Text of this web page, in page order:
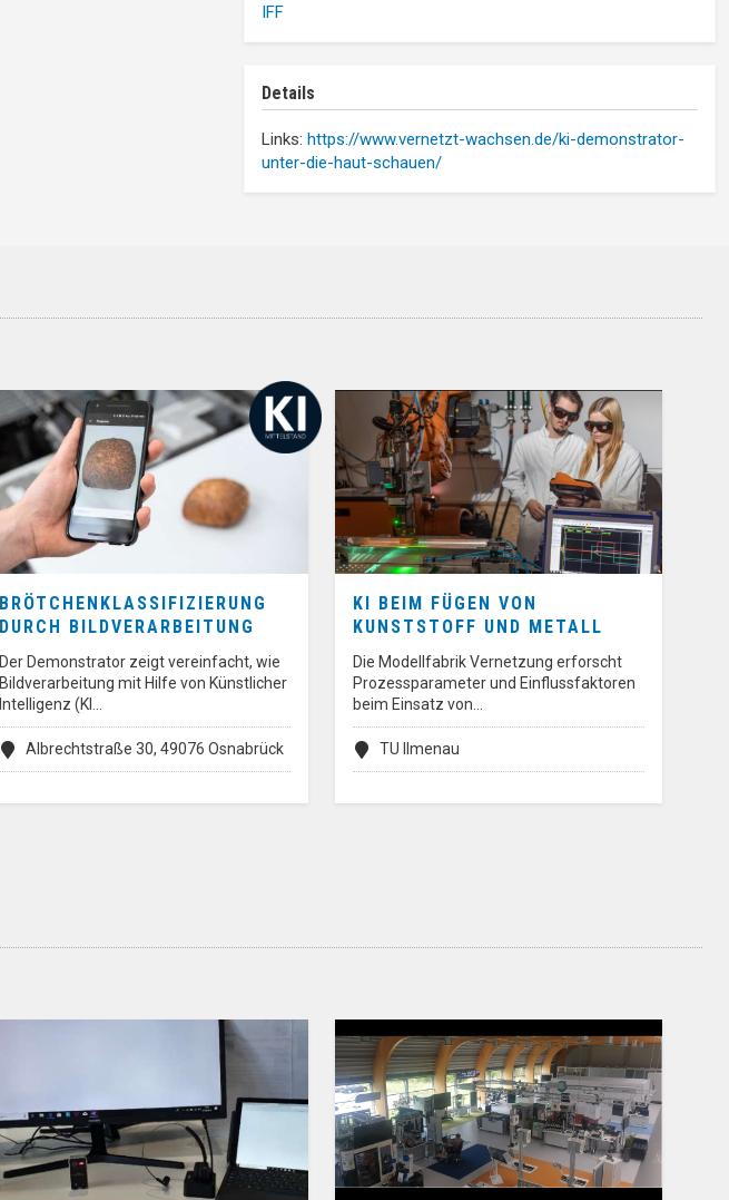
IFF
Details
Links: https://www.vernetzt-wachsen.de/ki-demonstrator-
unter-die-haut-schauen/
BRÖTCHENKLASSIFIZIERUNG
DURCH BILDVERARBEITUNG
Der Demonstrator zeigt vereinfacht, wie
Bildverarbeitung mit Hilfe von Künstlicher
Intelligenz (KI…
Albrechtstraße 30, 49076 Osnabrück
KI BEIM FÜGEN VON
KUNSTSTOFF UND METALL
Die Modellfabrik Vernetzung erforscht
Prozessparameter und Einflussfaktoren
beim Einsatz von…
TU Ilmenau